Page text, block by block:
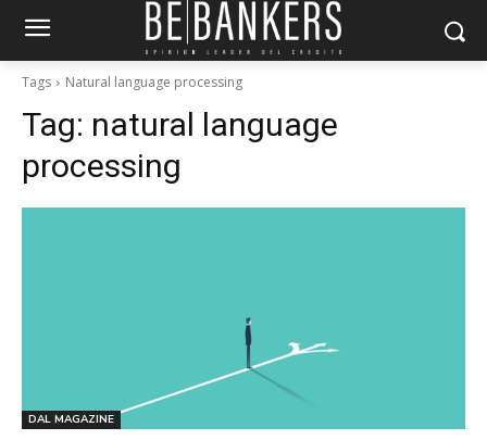
Tags Natural language processing
Tag: natural language
processing
DAL MAGAZINE